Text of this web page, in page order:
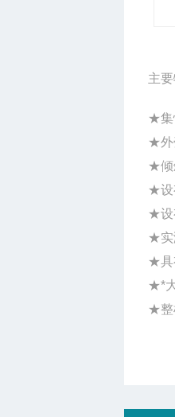
主
★
★
★
★
★
★
★
★*
★